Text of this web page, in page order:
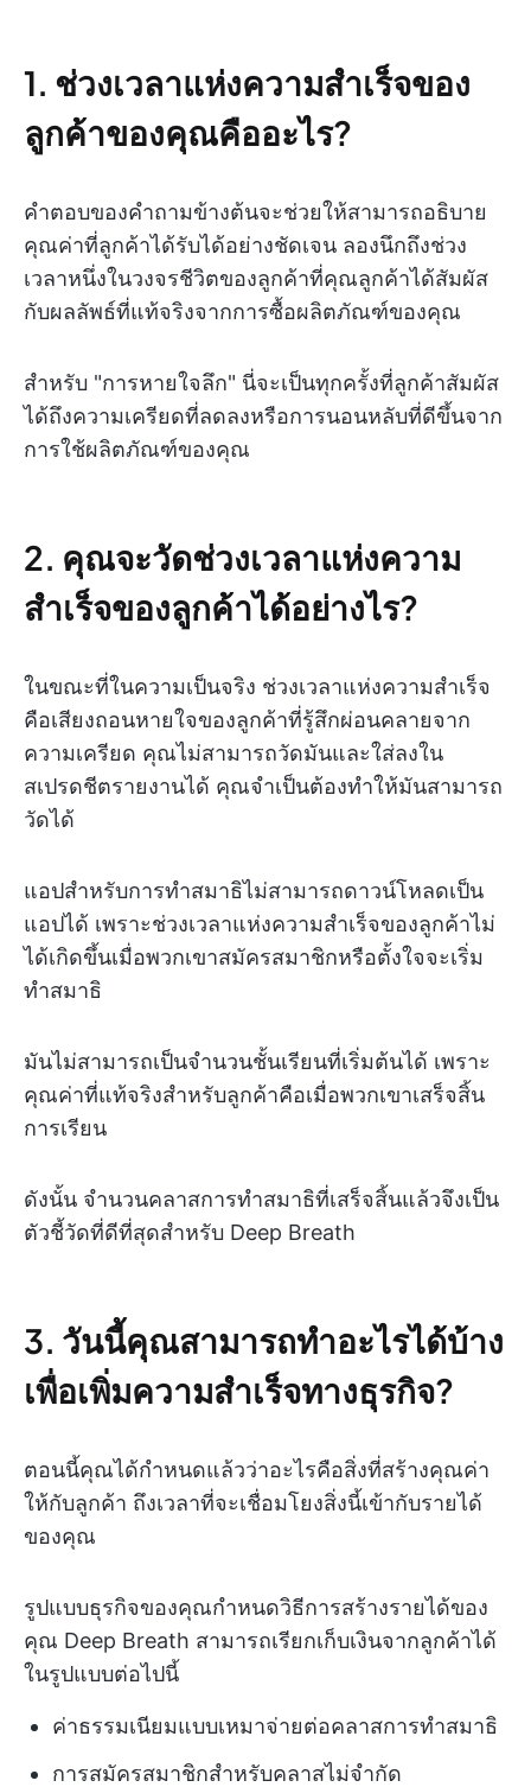
1. ช่วงเวลาแห่งความสำเร็จของ
ลูกค้าของคุณคืออะไร?
คำตอบของคำถามข้างต้นจะช่วยให้สามารถอธิบาย
คุณค่าที่ลูกค้าได้รับได้อย่างชัดเจน ลองนึกถึงช่วง
เวลาหนึ่งในวงจรชีวิตของลูกค้าที่คุณลูกค้าได้สัมผัส
กับผลลัพธ์ที่แท้จริงจากการซื้อผลิตภัณฑ์ของคุณ
สำหรับ "การหายใจลึก" นี่จะเป็นทุกครั้งที่ลูกค้าสัมผัส
ได้ถึงความเครียดที่ลดลงหรือการนอนหลับที่ดีขึ้นจาก
การใช้ผลิตภัณฑ์ของคุณ
2. คุณจะวัดช่วงเวลาแห่งความ
สำเร็จของลูกค้าได้อย่างไร?
ในขณะที่ในความเป็นจริง ช่วงเวลาแห่งความสำเร็จ
คือเสียงถอนหายใจของลูกค้าที่รู้สึกผ่อนคลายจาก
ความเครียด คุณไม่สามารถวัดมันและใส่ลงใน
สเปรดชีตรายงานได้ คุณจำเป็นต้องทำให้มันสามารถ
วัดได้
แอปสำหรับการทำสมาธิไม่สามารถดาวน์โหลดเป็น
แอปได้ เพราะช่วงเวลาแห่งความสำเร็จของลูกค้าไม่
ได้เกิดขึ้นเมื่อพวกเขาสมัครสมาชิกหรือตั้งใจจะเริ่ม
ทำสมาธิ
มันไม่สามารถเป็นจำนวนชั้นเรียนที่เริ่มต้นได้ เพราะ
คุณค่าที่แท้จริงสำหรับลูกค้าคือเมื่อพวกเขาเสร็จสิ้น
การเรียน
ดังนั้น จำนวนคลาสการทำสมาธิที่เสร็จสิ้นแล้วจึงเป็น
ตัวชี้วัดที่ดีที่สุดสำหรับ Deep Breath
3. วันนี้คุณสามารถทำอะไรได้บ้าง
เพื่อเพิ่มความสำเร็จทางธุรกิจ?
ตอนนี้คุณได้กำหนดแล้วว่าอะไรคือสิ่งที่สร้างคุณค่า
ให้กับลูกค้า ถึงเวลาที่จะเชื่อมโยงสิ่งนี้เข้ากับรายได้
ของคุณ
รูปแบบธุรกิจของคุณกำหนดวิธีการสร้างรายได้ของ
คุณ Deep Breath สามารถเรียกเก็บเงินจากลูกค้าได้
ในรูปแบบต่อไปนี้
ค่าธรรมเนียมแบบเหมาจ่ายต่อคลาสการทำสมาธิ
การสมัครสมาชิกสำหรับคลาสไม่จำกัด